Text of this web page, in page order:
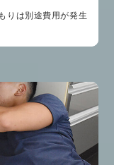
りは別途費用が発生